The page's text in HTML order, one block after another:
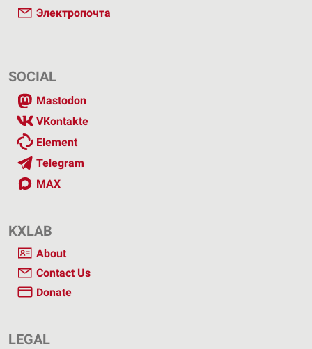
Электропочта
SOCIAL
Mastodon
VKontakte
Element
Telegram
MAX
KXLAB
About
Contact Us
Donate
LEGAL